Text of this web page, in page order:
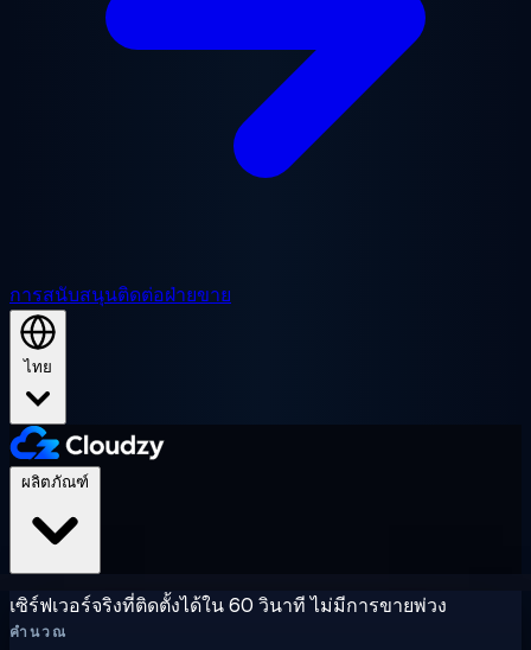
การสนับสนุนติดต่อฝ่ายขาย
ไทย
เซิร์ฟเวอร์จริงที่ติดตั้งได้ใน 60 วินาที ไม่มีการขายพ่วง
คำนวณ